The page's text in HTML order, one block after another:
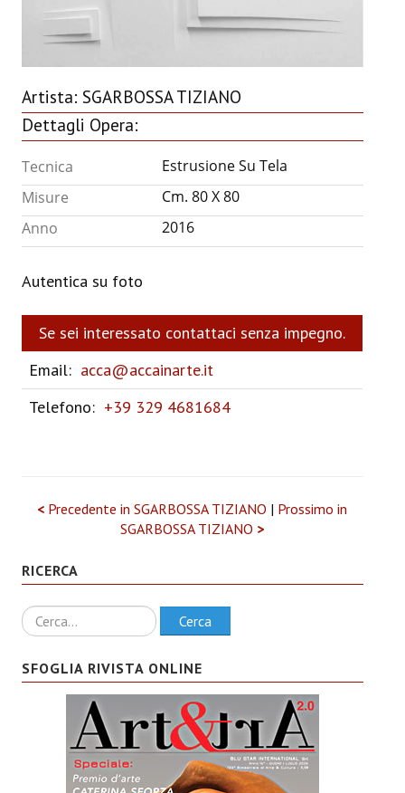
ANNUARIO 2026
CONTATTI
Artista: SGARBOSSA TIZIANO
Dettagli Opera:
Tecnica
Estrusione Su Tela
Misure
Cm. 80 X 80
Anno
2016
Autentica su foto
Se sei interessato contattaci senza impegno.
Email: acca@accainarte.it
Telefono: +39 329 4681684
< Precedente in SGARBOSSA TIZIANO | Prossimo in
SGARBOSSA TIZIANO >
RICERCA
Ricerca Cerca
SFOGLIA RIVISTA ONLINE